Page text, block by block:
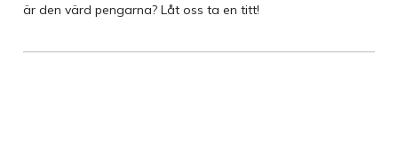
är den värd pengarna? Låt oss ta en titt!